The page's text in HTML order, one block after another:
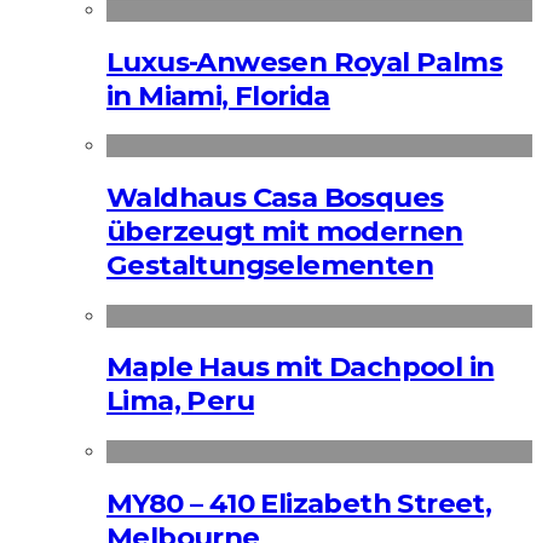
Luxus-Anwesen Royal Palms
in Miami, Florida
Waldhaus Casa Bosques
überzeugt mit modernen
Gestaltungselementen
Maple Haus mit Dachpool in
Lima, Peru
MY80 – 410 Elizabeth Street,